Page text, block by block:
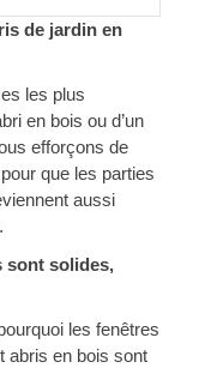
de jardin en
les plus
en bois ou d’un
efforçons de
que les parties
aussi
sont solides,
les fenêtres
abris en bois sont